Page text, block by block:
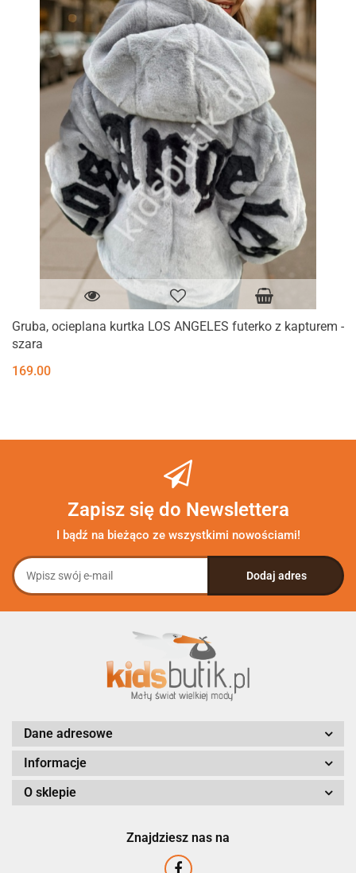
Gruba, ocieplana kurtka LOS ANGELES futerko z kapturem -
szara
169.00
Zapisz się do Newslettera
I bądź na bieżąco ze wszystkimi nowościami!
Dane adresowe
Informacje
O sklepie
Znajdziesz nas na